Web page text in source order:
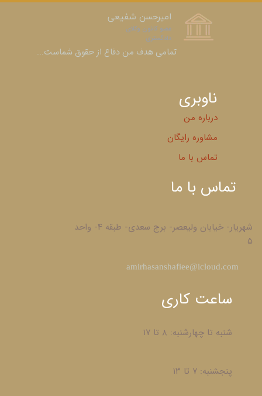
امیرحسن شفیعی
عضو کانون وکلای
دادگستری​​​​​​​
​​​​​​​تمامی هدف من دفاع از حقوق شماست...
ناوبری
درباره من
مشاوره رایگان
تماس با ما
تماس با ما
شهریار- خیابان ولیعصر- برج سعدی- طبقه ۴- واحد
۵
​amirhasanshafiee@icloud.com
ساعت کاری
شنبه تا چهارشنبه: ۸ تا ۱۷
پنجشنبه: ۷ تا ۱۳